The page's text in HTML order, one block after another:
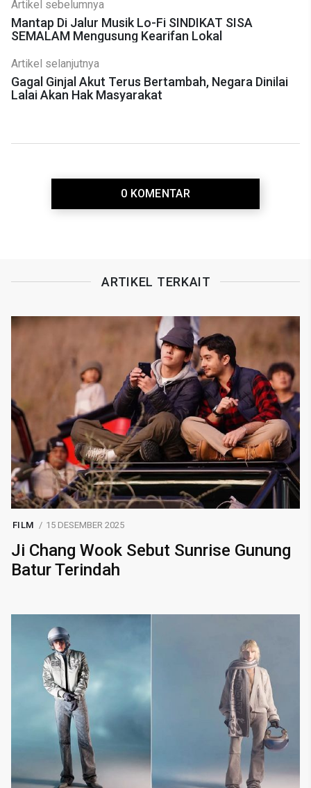
Artikel sebelumnya
Mantap Di Jalur Musik Lo-Fi SINDIKAT SISA
SEMALAM Mengusung Kearifan Lokal
Artikel selanjutnya
Gagal Ginjal Akut Terus Bertambah, Negara Dinilai
Lalai Akan Hak Masyarakat
0 KOMENTAR
ARTIKEL TERKAIT
FILM 15 DESEMBER 2025
Ji Chang Wook Sebut Sunrise Gunung
Batur Terindah